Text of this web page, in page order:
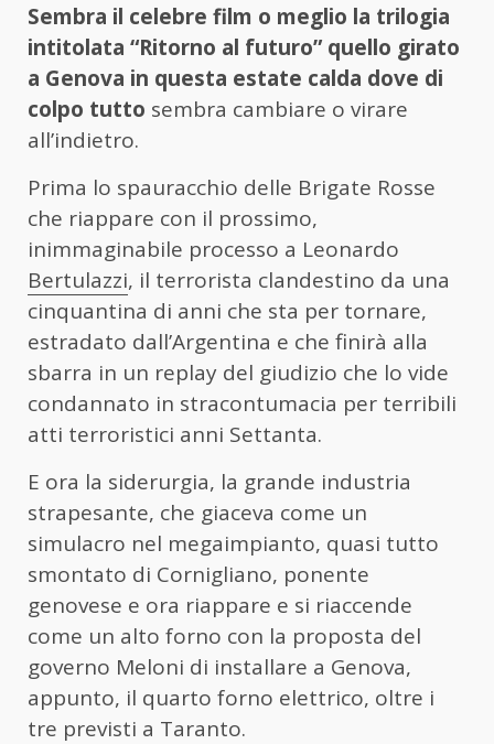
Sembra il celebre film o meglio la trilogia
intitolata “Ritorno al futuro” quello girato
a Genova in questa estate calda dove di
colpo tutto sembra cambiare o virare
all’indietro.
Prima lo spauracchio delle Brigate Rosse
che riappare con il prossimo,
inimmaginabile processo a Leonardo
Bertulazzi, il terrorista clandestino da una
cinquantina di anni che sta per tornare,
estradato dall’Argentina e che finirà alla
sbarra in un replay del giudizio che lo vide
condannato in stracontumacia per terribili
atti terroristici anni Settanta.
E ora la siderurgia, la grande industria
strapesante, che giaceva come un
simulacro nel megaimpianto, quasi tutto
smontato di Cornigliano, ponente
genovese e ora riappare e si riaccende
come un alto forno con la proposta del
governo Meloni di installare a Genova,
appunto, il quarto forno elettrico, oltre i
tre previsti a Taranto.